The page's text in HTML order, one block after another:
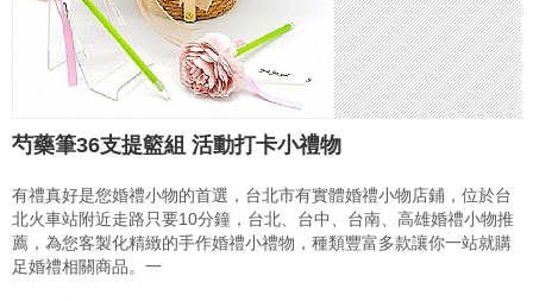
芍藥筆36支提籃組 活動打卡小禮物
有禮真好是您婚禮小物的首選，台北市有實體婚禮小物店鋪，位於台
北火車站附近走路只要10分鐘，台北、台中、台南、高雄婚禮小物推
薦，為您客製化精緻的手作婚禮小禮物，種類豐富多款讓你一站就購
足婚禮相關商品。一